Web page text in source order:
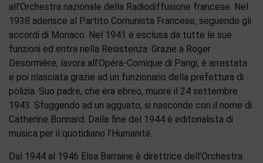
all’Orchestra nazionale della Radiodiffusione francese. Nel
1938 aderisce al Partito Comunista Francese, seguendo gli
accordi di Monaco. Nel 1941 è esclusa da tutte le sue
funzioni ed entra nella Resistenza. Grazie a Roger
Desormière, lavora all’Opéra-Comique di Parigi, è arrestata
e poi rilasciata grazie ad un funzionario della prefettura di
polizia. Suo padre, che era ebreo, muore il 24 settembre
1943. Sfuggendo ad un agguato, si nasconde con il nome di
Catherine Bonnard. Dalla fine del 1944 è editorialista di
musica per il quotidiano l’Humanité.
Dal 1944 al 1946 Elsa Barraine è direttrice dell’Orchestra